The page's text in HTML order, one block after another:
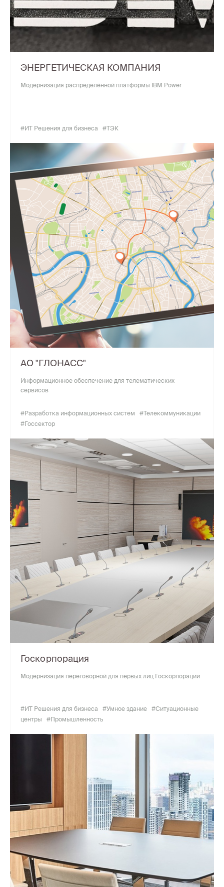
ЭНЕРГЕТИЧЕСКАЯ КОМПАНИЯ
Модернизация распределённой платформы IBM Power
#ИТ Решения для бизнеса #ТЭК
АО "ГЛОНАСС"
Информационное обеспечение для телематических
сервисов
#Разработка информационных систем
#Телекоммуникации
#Госсектор
Госкорпорация
Модернизация переговорной для первых лиц Госкорпорации
#ИТ Решения для бизнеса #Умное здание
#Ситуационные
центры
#Промышленность